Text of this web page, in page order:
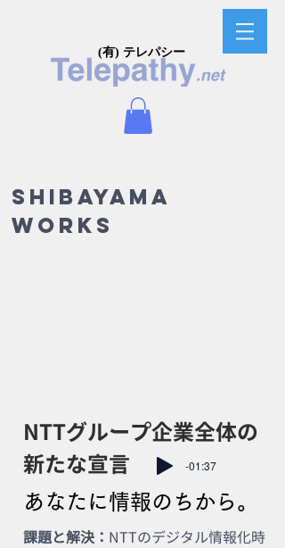
(有) テレパシー
SHIBAYAMA
WORKS
-01:37
NTTグループ企業全体の
新たな宣言
あなたに情報のちから。
課題と解決： NTTのデジタル情報化時